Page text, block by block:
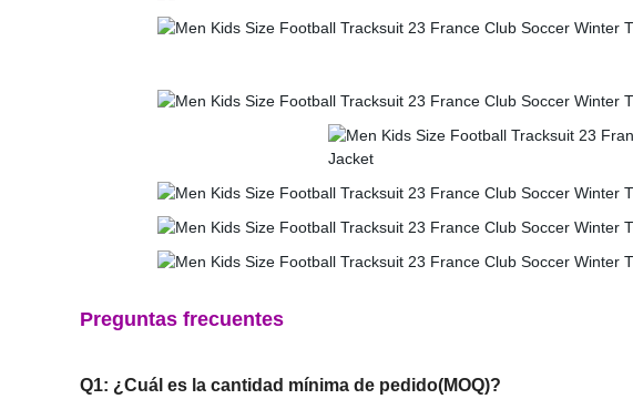
Preguntas frecuentes
Q1: ¿Cuál es la cantidad mínima de pedido(MOQ)?